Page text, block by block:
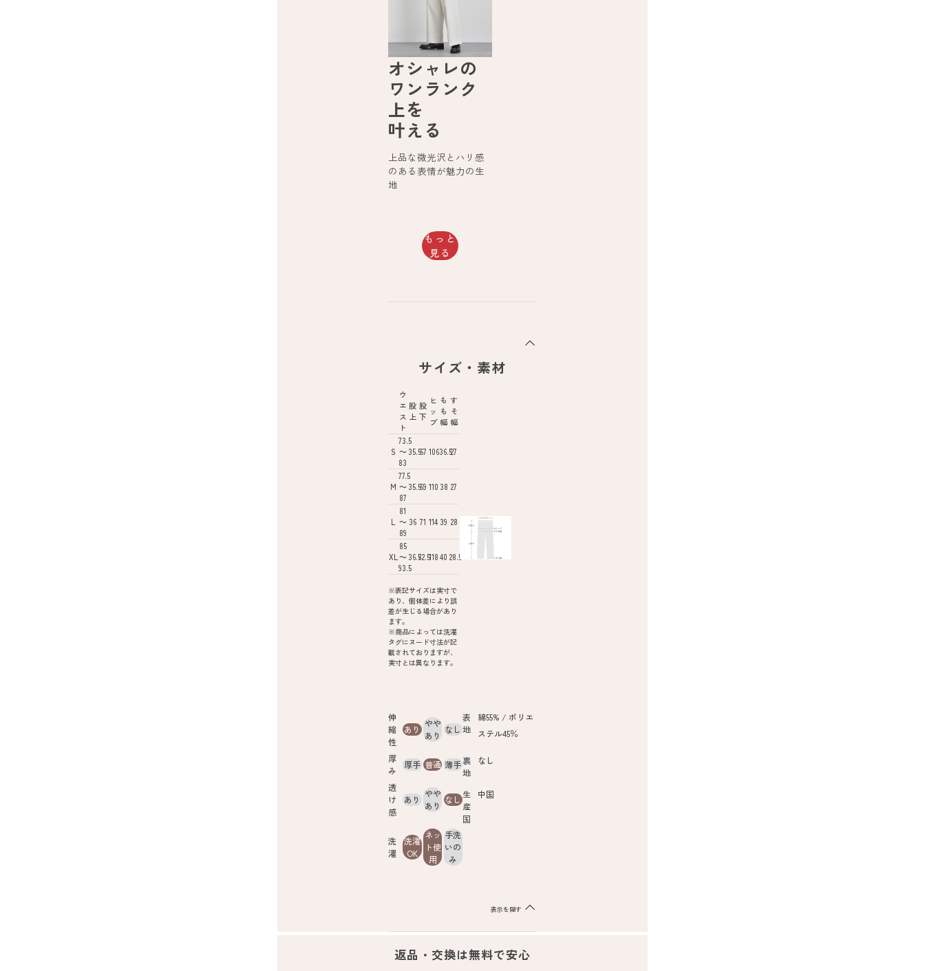
オシャレの
ワンランク
上を
叶える
上品な微光沢とハリ感
のある表情が魅力の生
地
もっと
見る
サイズ・素材
ウ
エ
ス
ト
股
上
股
下
ヒ
ッ
プ
も
も
幅
す
そ
幅
S
73.5
～
83
35.567 10636.527
M
77.5
～
87
35.569 11038 27
L
81
～
89
36 71 114 39 28
XL
85
～
93.5
36.572.5118 40 28.5
※表記サイズは実寸で
あり、個体差により誤
差が生じる場合があり
ます。
※商品によっては洗濯
タグにヌード寸法が記
載されておりますが、
実寸とは異なります。
伸
縮
性
あり
やや
あり
なし
厚
み
厚手 普通 薄手
透
け
感
あり
やや
あり
なし
洗
濯
洗濯
OK
ネッ
ト使
用
手洗
いの
み
表
地
綿55% / ポリエ
ステル45％
裏
地
なし
生
産
国
中国
表示を隠す
返品・交換は無料で安心